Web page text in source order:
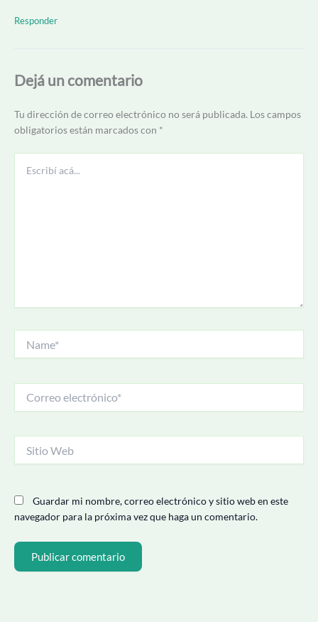
Responder
Dejá un comentario
Tu dirección de correo electrónico no será publicada. Los campos
obligatorios están marcados con *
acá...
electrónico*
Web
Guardar mi nombre, correo electrónico y sitio web en este
navegador para la próxima vez que haga un comentario.